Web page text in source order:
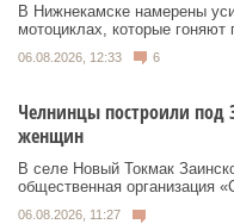
В Нижнекамске намерены
мотоциклах, которые гоняют
06.08.2026, 12:33 6
Челнинцы построили под
женщин
В селе Новый Токмак
общественная организация
06.08.2026, 11:27